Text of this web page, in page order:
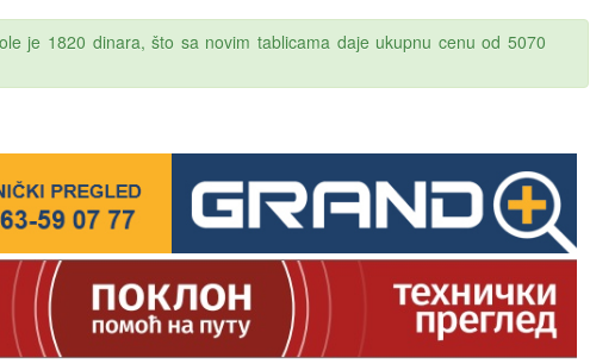
je 1820 dinara, što sa novim tablicama daje ukupnu cenu od 5070